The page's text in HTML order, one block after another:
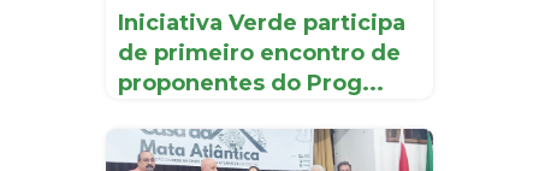
Iniciativa Verde participa
de primeiro encontro de
proponentes do Prog...